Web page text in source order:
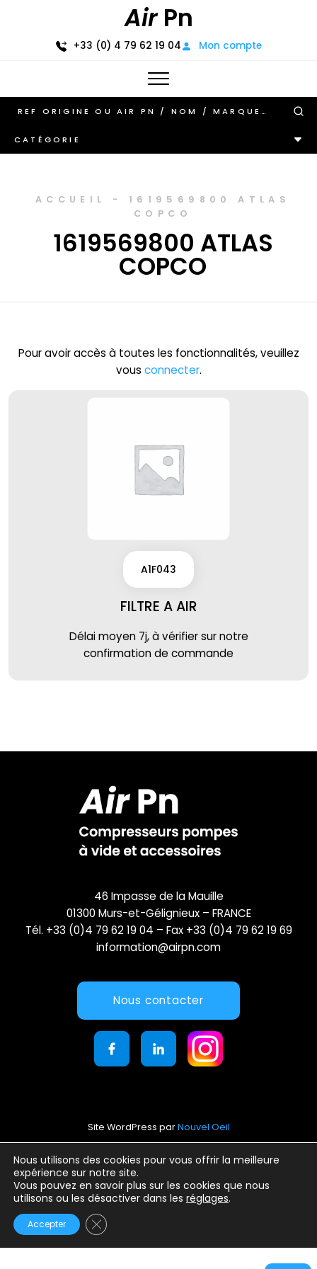
AirPn
+33 (0) 4 79 62 19 04 Mon compte
CATÉGORIE
ACCUEIL - 1619569800 ATLAS
COPCO
1619569800 ATLAS
COPCO
Pour avoir accès à toutes les fonctionnalités, veuillez
vous connecter.
A1F043
FILTRE A AIR
Délai moyen 7j, à vérifier sur notre
confirmation de commande
Nous utilisons des cookies pour vous offrir la meilleure
expérience sur notre site.
Vous pouvez en savoir plus sur les cookies que nous
utilisons ou les désactiver dans les réglages.
Accepter Fermer la bannière des cookies GDPR
46 Impasse de la Mauille
01300 Murs-et-Gélignieux – FRANCE
Tél. +33 (0)4 79 62 19 04 – Fax +33 (0)4 79 62 19 69
information@airpn.com
Nous contacter
Site WordPress parNouvel Oeil
Mentions légales
Conditions générales d’utilisation
Politique de confidentialité